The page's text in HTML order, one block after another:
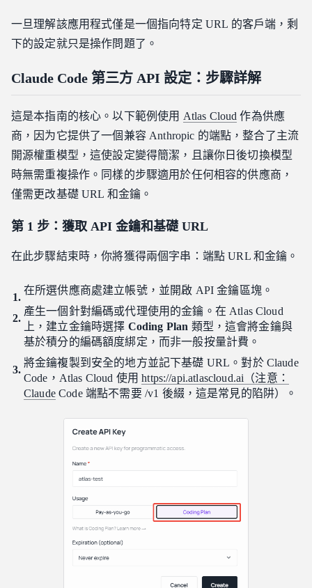
一旦理解該應用程式僅是一個指向特定 URL 的客戶端，剩
下的設定就只是操作問題了。
Claude Code 第三方 API 設定：步驟詳解
這是本指南的核心。以下範例使用 Atlas Cloud 作為供應
商，因为它提供了一個兼容 Anthropic 的端點，整合了主流
開源權重模型，這使設定變得簡潔，且讓你日後切換模型
時無需重複操作。同樣的步驟適用於任何相容的供應商，
僅需更改基礎 URL 和金鑰。
第 1 步：獲取 API 金鑰和基礎 URL
在此步驟結束時，你將獲得兩個字串：端點 URL 和金鑰。
在所選供應商處建立帳號，並開啟 API 金鑰區塊。
產生一個針對編碼或代理使用的金鑰。在 Atlas Cloud
上，建立金鑰時選擇 Coding Plan 類型，這會將金鑰與
基於積分的編碼額度綁定，而非一般按量計費。
將金鑰複製到安全的地方並記下基礎 URL。對於 Claude
Code，Atlas Cloud 使用https://api.atlascloud.ai（注意：
ClaudeCode 端點不需要 /v1 後綴，這是常見的陷阱）。